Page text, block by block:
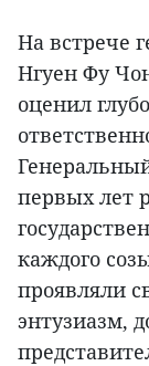
На встрече
Нгуен Фу
оценил
первых лет
каждого
проявляли
энтузиазм,